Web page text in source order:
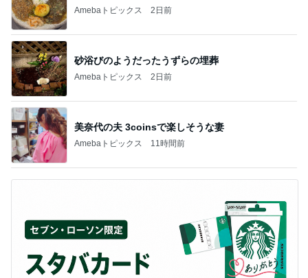
Amebaトピックス 2日前
砂浴びのようだったうずらの埋葬
Amebaトピックス 2日前
美奈代の夫 3coinsで楽しそうな妻
Amebaトピックス 11時間前